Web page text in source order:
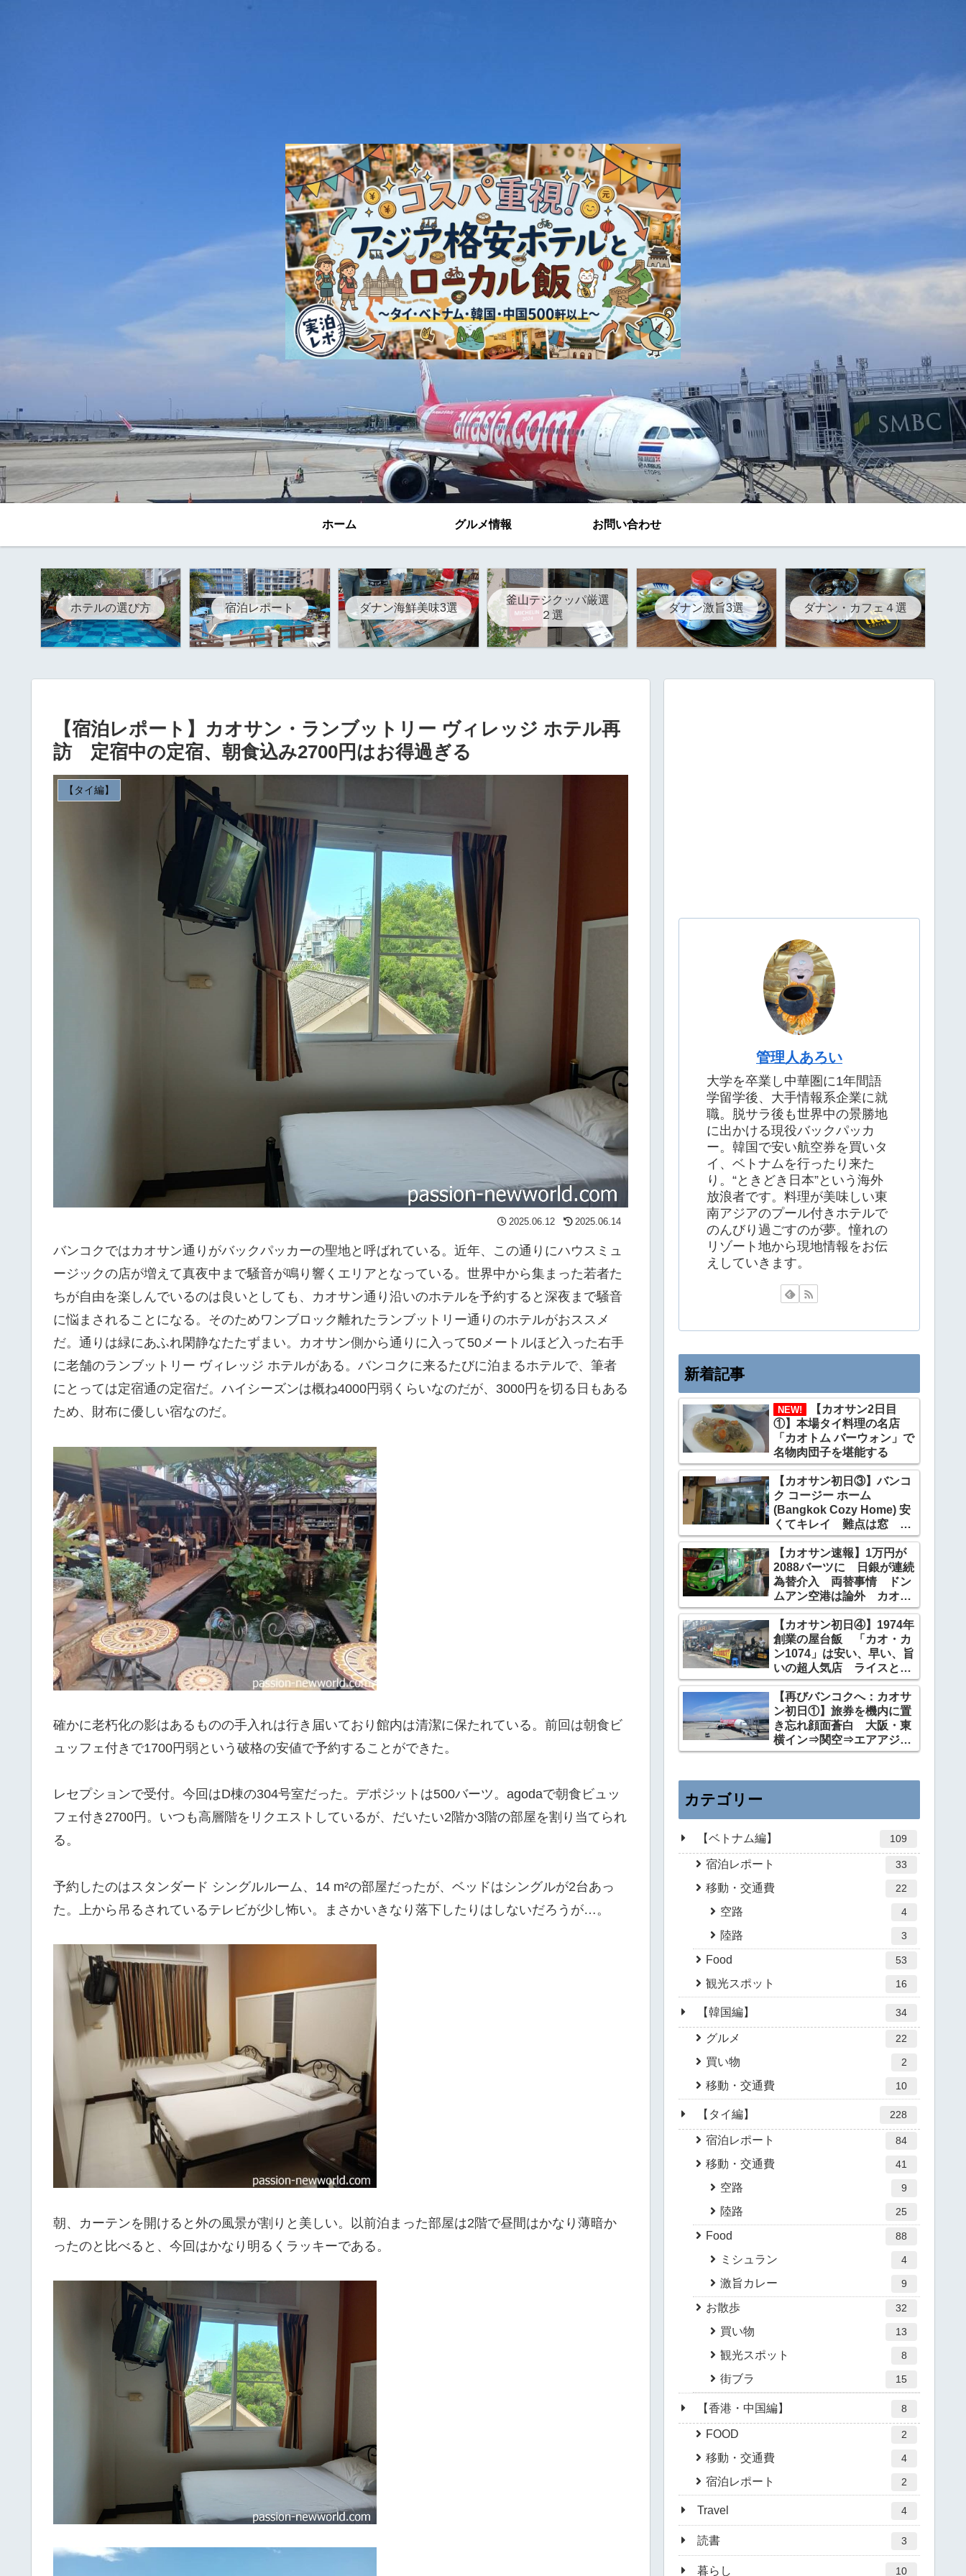
ホーム グルメ情報 お問い合わせ
ホテルの選び方 宿泊レポート ダナン海鮮美味3選
釜山テジクッパ厳選
２選
ダナン激旨3選 ダナン・カフェ４選
【宿泊レポート】カオサン・ランブットリー ヴィレッジ ホテル再
訪 定宿中の定宿、朝食込み2700円はお得過ぎる
【タイ編】
2025.06.12 2025.06.14
バンコクではカオサン通りがバックパッカーの聖地と呼ばれている。近年、この通りにハウスミュ
ージックの店が増えて真夜中まで騒音が鳴り響くエリアとなっている。世界中から集まった若者た
ちが自由を楽しんでいるのは良いとしても、カオサン通り沿いのホテルを予約すると深夜まで騒音
に悩まされることになる。そのためワンブロック離れたランブットリー通りのホテルがおススメ
だ。通りは緑にあふれ閑静なたたずまい。カオサン側から通りに入って50メートルほど入った右手
に老舗のランブットリー ヴィレッジ ホテルがある。バンコクに来るたびに泊まるホテルで、筆者
にとっては定宿通の定宿だ。ハイシーズンは概ね4000円弱くらいなのだが、3000円を切る日もある
ため、財布に優しい宿なのだ。
確かに老朽化の影はあるものの手入れは行き届いており館内は清潔に保たれている。前回は朝食ビ
ュッフェ付きで1700円弱という破格の安値で予約することができた。
レセプションで受付。今回はD棟の304号室だった。デポジットは500バーツ。agodaで朝食ビュッ
フェ付き2700円。いつも高層階をリクエストしているが、だいたい2階か3階の部屋を割り当てられ
る。
予約したのはスタンダード シングルルーム、14 m²の部屋だったが、ベッドはシングルが2台あっ
た。上から吊るされているテレビが少し怖い。まさかいきなり落下したりはしないだろうが…。
朝、カーテンを開けると外の風景が割りと美しい。以前泊まった部屋は2階で昼間はかなり薄暗か
ったのと比べると、今回はかなり明るくラッキーである。
管理人あろい
大学を卒業し中華圏に1年間語
学留学後、大手情報系企業に就
職。脱サラ後も世界中の景勝地
に出かける現役バックパッカ
ー。韓国で安い航空券を買いタ
イ、ベトナムを行ったり来た
り。“ときどき日本”という海外
放浪者です。料理が美味しい東
南アジアのプール付きホテルで
のんびり過ごすのが夢。憧れの
リゾート地から現地情報をお伝
えしていきます。
新着記事
NEW!
【カオサン2日目
①】本場タイ料理の名店
「カオトム バーウォン」で
名物肉団子を堪能する
【カオサン初日③】バンコ
ク コージー ホーム
(Bangkok Cozy Home) 安
くてキレイ 難点は窓
2200円
【カオサン速報】1万円が
2088バーツに 日銀が連続
為替介入 両替事情 ドン
ムアン空港は論外 カオサ
ンの高レート店は大仏バー
の向かい側
【カオサン初日④】1974年
創業の屋台飯 「カオ・カ
ン1074」は安い、早い、旨
いの超人気店 ライスとお
かず2品で55バーツ
【再びバンコクへ：カオサ
ン初日①】旅券を機内に置
き忘れ顔面蒼白 大阪・東
横イン⇒関空⇒エアアジ
ア：機内は寒い⇒カオサン
カテゴリー
【ベトナム編】 109
宿泊レポート 33
移動・交通費 22
空路 4
陸路 3
Food 53
観光スポット 16
【韓国編】 34
グルメ 22
買い物 2
移動・交通費 10
【タイ編】 228
宿泊レポート 84
移動・交通費 41
空路 9
陸路 25
Food 88
ミシュラン 4
激旨カレー 9
お散歩 32
買い物 13
観光スポット 8
街ブラ 15
【香港・中国編】 8
FOOD 2
移動・交通費 4
宿泊レポート 2
Travel 4
読書 3
暮らし 10